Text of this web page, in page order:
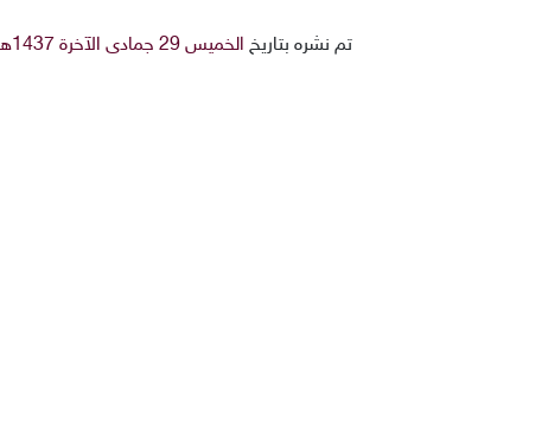
تم نشره بتاريخ الخميس 29 جمادى الآخرة 1437هـ 7-4-2016م